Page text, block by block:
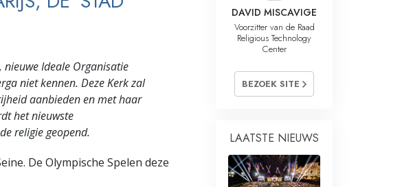
nieuwe Ideale Organisatie
niet kennen. Deze Kerk zal
aanbieden en met haar
het nieuwste
religie geopend.
De Olympische Spelen deze
DAVID MISCAVIGE
Voorzitter van de Raad
Religious Technology
Center
BEZOEK SITE
LAATSTE NIEUWS